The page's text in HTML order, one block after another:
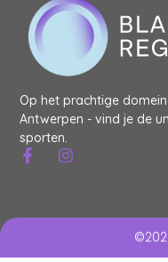
Op het prachtige
Antwerpen - vind je de
sporten.